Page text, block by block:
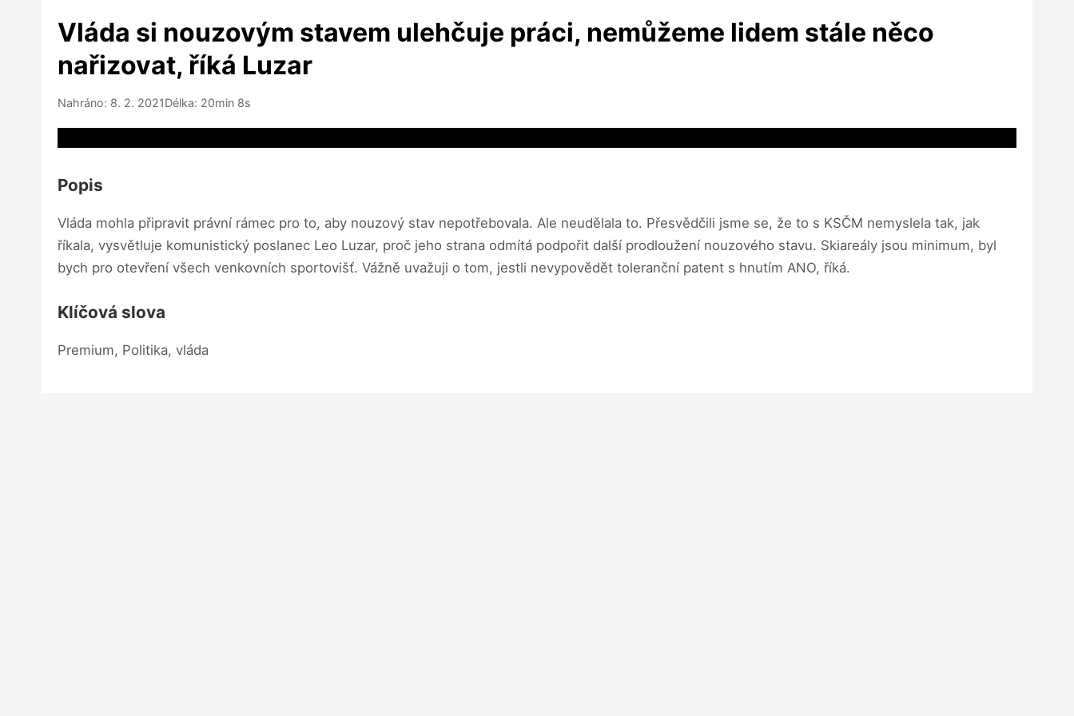
Vláda si nouzovým stavem ulehčuje práci, nemůžeme lidem stále něco
nařizovat, říká Luzar
Nahráno: 8. 2. 2021Délka: 20min 8s
Popis
Vláda mohla připravit právní rámec pro to, aby nouzový stav nepotřebovala. Ale neudělala to. Přesvědčili jsme se, že to s KSČM nemyslela tak, jak
říkala, vysvětluje komunistický poslanec Leo Luzar, proč jeho strana odmítá podpořit další prodloužení nouzového stavu. Skiareály jsou minimum, byl
bych pro otevření všech venkovních sportovišť. Vážně uvažuji o tom, jestli nevypovědět toleranční patent s hnutím ANO, říká.
Klíčová slova
Premium, Politika, vláda